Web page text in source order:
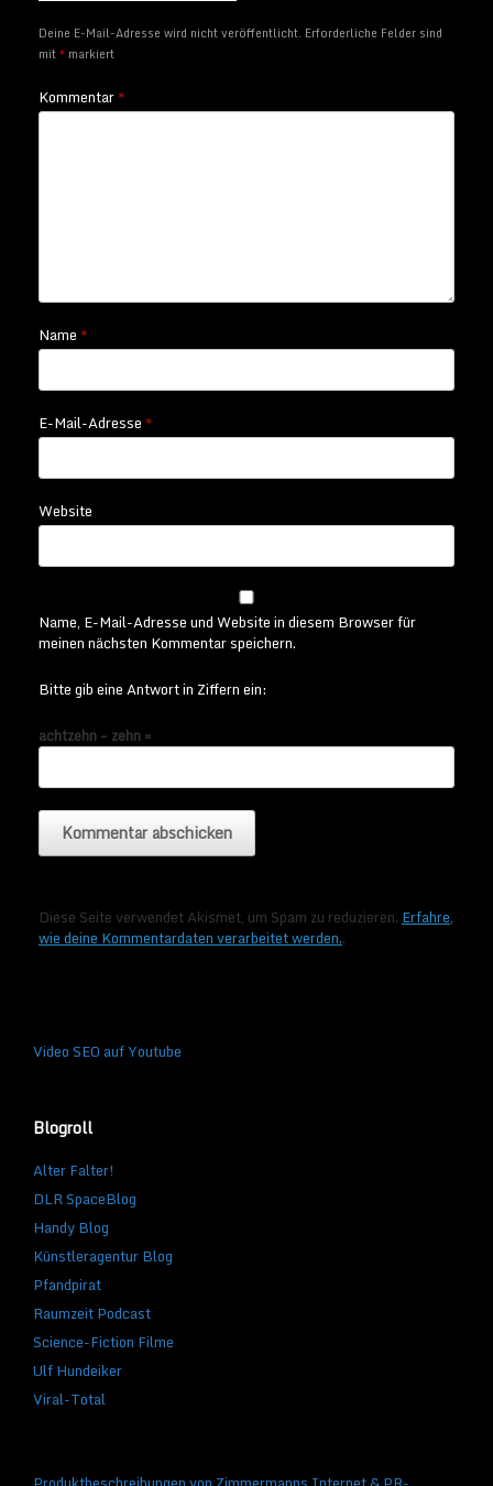
Deine E-Mail-Adresse wird nicht veröffentlicht. Erforderliche Felder sind
mit* markiert
Kommentar*
Name*
E-Mail-Adresse*
Website
Name, E-Mail-Adresse und Website in diesem Browser für
meinen nächsten Kommentar speichern.
Bitte gib eine Antwort in Ziffern ein:
achtzehn − zehn =
Diese Seite verwendet Akismet, um Spam zu reduzieren. Erfahre,
wie deine Kommentardaten verarbeitet werden..
Video SEO auf Youtube
Blogroll
Alter Falter!
DLR SpaceBlog
Handy Blog
Künstleragentur Blog
Pfandpirat
Raumzeit Podcast
Science-Fiction Filme
Ulf Hundeiker
Viral-Total